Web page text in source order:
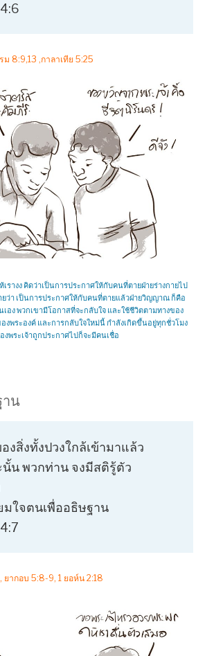
ม 8:9,13 ,กาลาเทีย 5:25
รางง คิดว่าเป็นการประกาศให้กับคนที่ตายฝ่ายร่างกายไป
ว่า เป็นการประกาศให้กับคนที่ตายแล้วฝ่ายวิญญาณ ก็คือ
เอง พวกเขามีโอกาสที่จะกลับใจ และใช้ชีวิตตามทางของ
งพระองค์ และการกลับใจใหม่นี้ กำลังเกิดขึ้นอยู่ทุกชั่วโมง
งพระเจ้าถูกประกาศไปก็จะมีคนเชื่อ
าน
งสิ่งทั้งปวงใกล้เข้ามาแล้ว
นั้น พวกท่าน จงมีสติรู้ตัว
มใจตนเพื่ออธิษฐาน
ยากอบ 5:8-9, 1 ยอห์น 2:18